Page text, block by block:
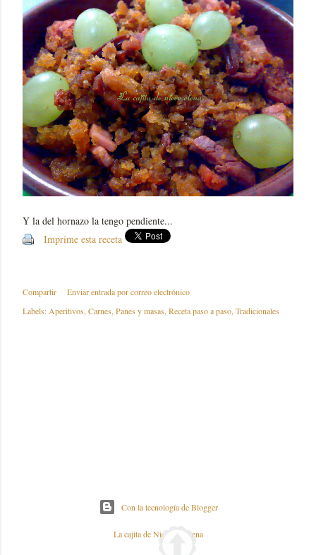
Y la del hornazo la tengo pendiente...
Imprime esta receta
Compartir
Enviar entrada por correo electrónico
Labels:Aperitivos Carnes Panes y masas Receta paso a paso Tradicionales
Con la tecnología de Blogger
La cajita de Nieves y Elena